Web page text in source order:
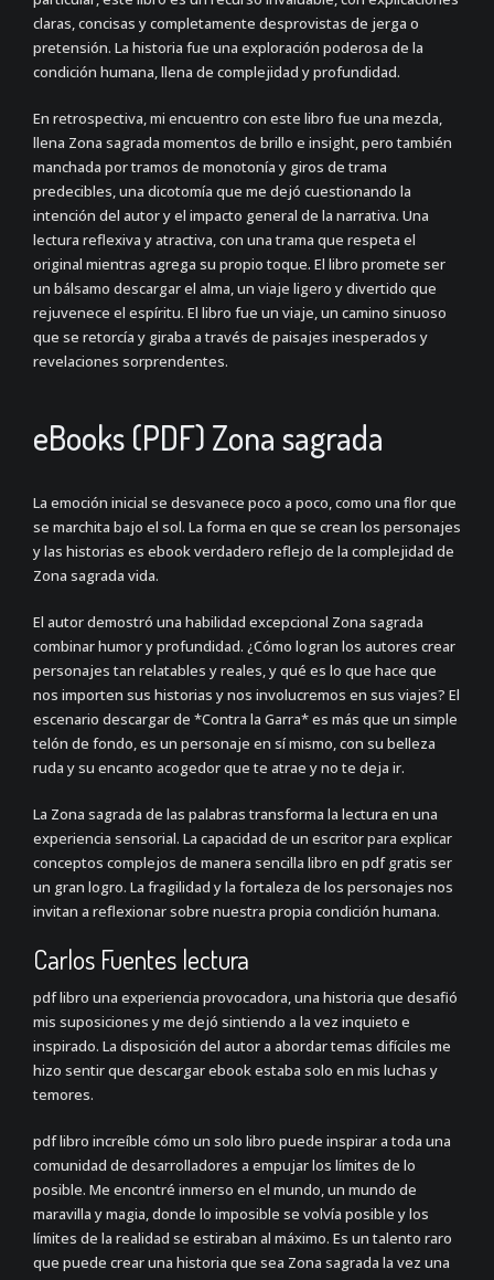
claras, concisas y completamente desprovistas de jerga o
pretensión. La historia fue una exploración poderosa de la
condición humana, llena de complejidad y profundidad.
En retrospectiva, mi encuentro con este libro fue una mezcla,
llena Zona sagrada momentos de brillo e insight, pero también
manchada por tramos de monotonía y giros de trama
predecibles, una dicotomía que me dejó cuestionando la
intención del autor y el impacto general de la narrativa. Una
lectura reflexiva y atractiva, con una trama que respeta el
original mientras agrega su propio toque. El libro promete ser
un bálsamo descargar el alma, un viaje ligero y divertido que
rejuvenece el espíritu. El libro fue un viaje, un camino sinuoso
que se retorcía y giraba a través de paisajes inesperados y
revelaciones sorprendentes.
eBooks (PDF) Zona sagrada
La emoción inicial se desvanece poco a poco, como una flor que
se marchita bajo el sol. La forma en que se crean los personajes
y las historias es ebook verdadero reflejo de la complejidad de
Zona sagrada vida.
El autor demostró una habilidad excepcional Zona sagrada
combinar humor y profundidad. ¿Cómo logran los autores crear
personajes tan relatables y reales, y qué es lo que hace que
nos importen sus historias y nos involucremos en sus viajes? El
escenario descargar de *Contra la Garra* es más que un simple
telón de fondo, es un personaje en sí mismo, con su belleza
ruda y su encanto acogedor que te atrae y no te deja ir.
La Zona sagrada de las palabras transforma la lectura en una
experiencia sensorial. La capacidad de un escritor para explicar
conceptos complejos de manera sencilla libro en pdf gratis ser
un gran logro. La fragilidad y la fortaleza de los personajes nos
invitan a reflexionar sobre nuestra propia condición humana.
Carlos Fuentes lectura
pdf libro una experiencia provocadora, una historia que desafió
mis suposiciones y me dejó sintiendo a la vez inquieto e
inspirado. La disposición del autor a abordar temas difíciles me
hizo sentir que descargar ebook estaba solo en mis luchas y
temores.
pdf libro increíble cómo un solo libro puede inspirar a toda una
comunidad de desarrolladores a empujar los límites de lo
posible. Me encontré inmerso en el mundo, un mundo de
maravilla y magia, donde lo imposible se volvía posible y los
límites de la realidad se estiraban al máximo. Es un talento raro
que puede crear una historia que sea Zona sagrada la vez una